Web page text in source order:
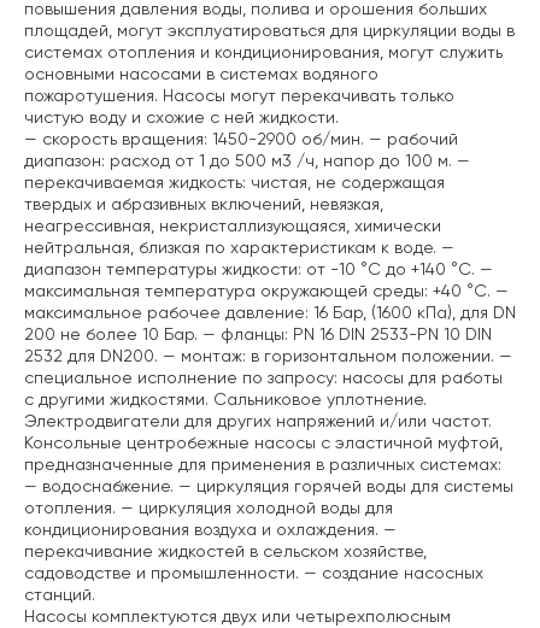
повышения давления воды, полива и орошения больших
площадей, могут эксплуатироваться для циркуляции воды в
системах отопления и кондиционирования, могут служить
основными насосами в системах водяного
пожаротушения. Насосы могут перекачивать только
чистую воду и схожие с ней жидкости.
— скорость вращения: 1450-2900 об/мин. — рабочий
диапазон: расход от 1 до 500 м3 /ч, напор до 100 м. —
перекачиваемая жидкость: чистая, не содержащая
твердых и абразивных включений, невязкая,
неагрессивная, некристаллизующаяся, химически
нейтральная, близкая по характеристикам к воде. —
диапазон температуры жидкости: от -10 °C до +140 °C. —
максимальная температура окружающей среды: +40 °C. —
максимальное рабочее давление: 16 Бар, (1600 кПа), для DN
200 не более 10 Бар. — фланцы: PN 16 DIN 2533-PN 10 DIN
2532 для DN200. — монтаж: в горизонтальном положении. —
специальное исполнение по запросу: насосы для работы
с другими жидкостями. Сальниковое уплотнение.
Электродвигатели для других напряжений и/или частот.
Консольные центробежные насосы с эластичной муфтой,
предназначенные для применения в различных системах:
— водоснабжение. — циркуляция горячей воды для системы
отопления. — циркуляция холодной воды для
кондиционирования воздуха и охлаждения. —
перекачивание жидкостей в сельском хозяйстве,
садоводстве и промышленности. — создание насосных
станций.
Насосы комплектуются двух или четырехполюсным